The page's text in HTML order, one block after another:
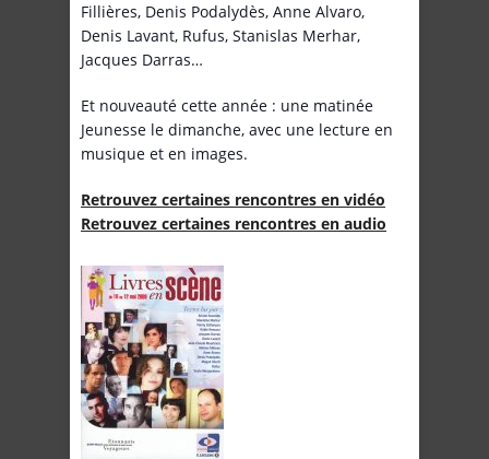
Fillières, Denis Podalydès, Anne Alvaro,
Denis Lavant, Rufus, Stanislas Merhar,
Jacques Darras…
Et nouveauté cette année : une matinée
Jeunesse le dimanche, avec une lecture en
musique et en images.
Retrouvez certaines rencontres en vidéo
Retrouvez certaines rencontres en audio